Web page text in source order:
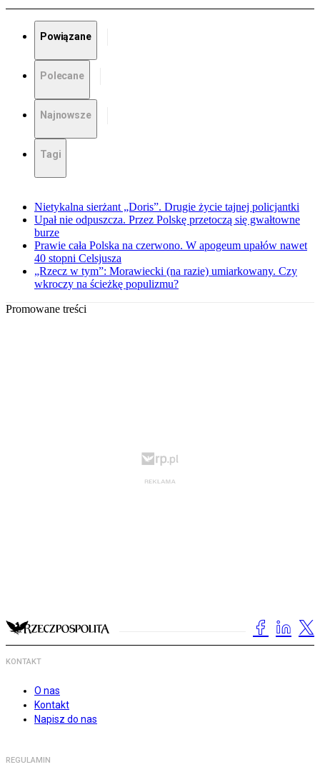
Powiązane
Polecane
Najnowsze
Tagi
Nietykalna sierżant „Doris”. Drugie życie tajnej policjantki
Upał nie odpuszcza. Przez Polskę przetoczą się gwałtowne
burze
Prawie cała Polska na czerwono. W apogeum upałów nawet
40 stopni Celsjusza
„Rzecz w tym”: Morawiecki (na razie) umiarkowany. Czy
wkroczy na ścieżkę populizmu?
Promowane treści
KONTAKT
O nas
Kontakt
Napisz do nas
REGULAMIN